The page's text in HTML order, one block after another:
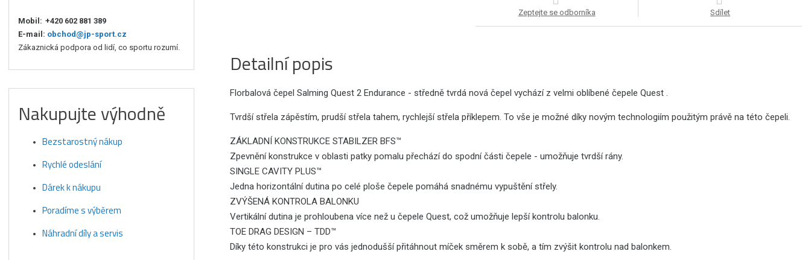
Zeptejte se odborníka Sdílet
Detailní popis
Florbalová čepel Salming Quest 2 Endurance - středně tvrdá nová čepel vychází z velmi oblíbené čepele Quest .
Tvrdší střela zápěstím, prudší střela tahem, rychlejší střela příklepem. To vše je možné díky novým technologiím použitým právě na této čepeli.
ZÁKLADNÍ KONSTRUKCE STABILZER BFS™
Zpevnění konstrukce v oblasti patky pomalu přechází do spodní části čepele - umožňuje tvrdší rány.
SINGLE CAVITY PLUS™
Jedna horizontální dutina po celé ploše čepele pomáhá snadnému vypuštění střely.
ZVÝŠENÁ KONTROLA BALONKU
Vertikální dutina je prohloubena více než u čepele Quest, což umožňuje lepší kontrolu balonku.
TOE DRAG DESIGN – TDD™
Díky této konstrukci je pro vás jednodušší přitáhnout míček směrem k sobě, a tím zvýšit kontrolu nad balonkem.
Mobil: +420 602 881 389
E-mail: obchod@jp-sport.cz
Zákaznická podpora od lidí, co sportu rozumí.
Nakupujte výhodně
Bezstarostný nákup
Rychlé odeslání
Dárek k nákupu
Poradíme s výběrem
Náhradní díly a servis